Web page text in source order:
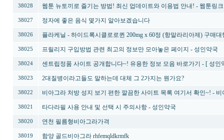
38028 웹툰 뉴토끼로 즐기는 방법! 최신 업데이트와 이용법 안내! - 웹툰링
38027 정자에 좋은 음식 몇가지 알아보겠습니다
38026 플라케닐 - 하이드록시클로로퀸 200mg x 60정 (항말라리아제) 구매
38025 프릴리지 구입방법 관련 최고의 정보만 모아놓은 페이지 - 성인약국
38024 센트립정품 사이트 공개합니다~! 유용한 정보 모음 바로가기 - [ 성인
38023 2대질병이라고들도 말하는데 대체 그 2가지는 뭔가요?
38022 비아그라 처방 성지 보기 편한 깔끔한 사이트 목록 여기서 확인~! - 비
38021 타다라필 사용 안내 및 선택 시 주의사항 - 성인약국
38020 연천 필름형비아그라가격
38019 함양 골드비아그라 rhfemqldkrmfk